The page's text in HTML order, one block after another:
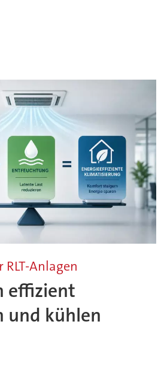
Anlagen
effizient
und kühlen